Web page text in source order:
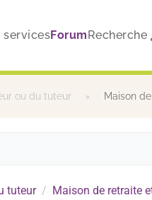
servicesForumRecherche
ou du tuteur Maison
tuteur Maison de retraite